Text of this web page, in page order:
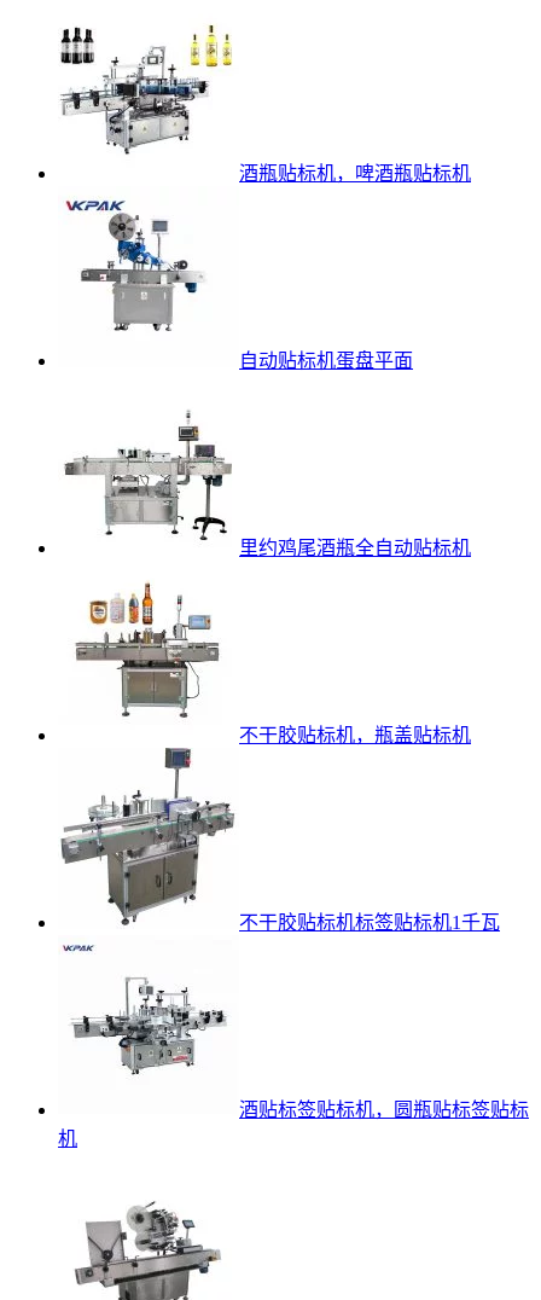
酒瓶贴标机，啤酒瓶贴标机
自动贴标机蛋盘平面
里约鸡尾酒瓶全自动贴标机
不干胶贴标机，瓶盖贴标机
不干胶贴标机标签贴标机1千瓦
酒贴标签贴标机，圆瓶贴标签贴标
机